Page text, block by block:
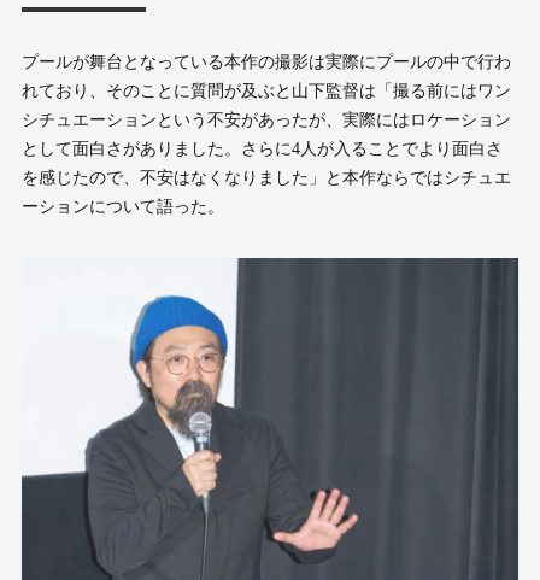
プールが舞台となっている本作の撮影は実際にプールの中で行わ
れており、そのことに質問が及ぶと山下監督は「撮る前にはワン
シチュエーションという不安があったが、実際にはロケーション
として面白さがありました。さらに4人が入ることでより面白さ
を感じたので、不安はなくなりました」と本作ならではシチュエ
ーションについて語った。